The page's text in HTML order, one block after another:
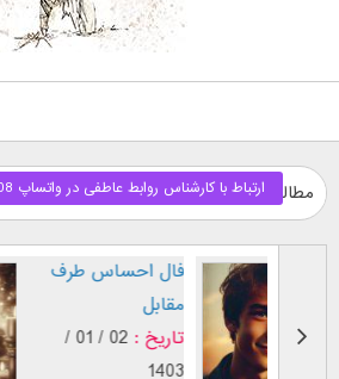
مطالب ویژه
طرز نگاه پسر عاشق (
بر اساس [...]
تاریخ :
29 / 12 /
1402